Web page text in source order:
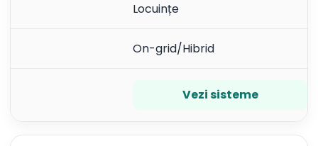
Locuințe
On-grid/Hibrid
Vezi sisteme